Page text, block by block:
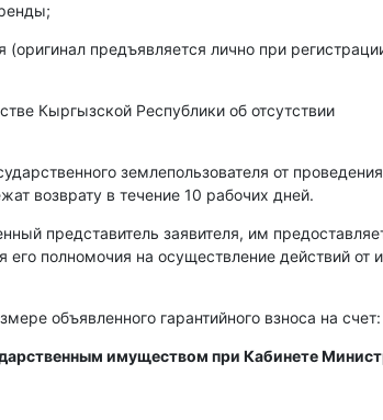
предъявляется лично при
Кыргызской Республики об отсутствии
землепользователя от проведения
возврату в течение 10 рабочих дней.
представитель заявителя, им
полномочия на осуществление действий от
объявленного гарантийного взноса на счет:
имуществом при Кабинете